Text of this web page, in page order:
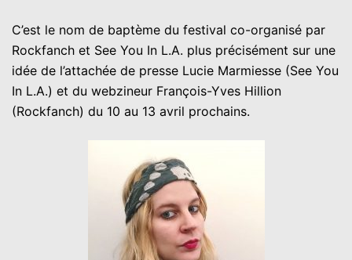
C’est le nom de baptème du festival co-organisé par
Rockfanch et See You In L.A. plus précisément sur une
idée de l’attachée de presse Lucie Marmiesse (See You
In L.A.) et du webzineur François-Yves Hillion
(Rockfanch) du 10 au 13 avril prochains.